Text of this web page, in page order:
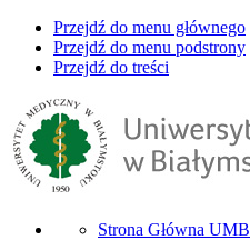
Przejdź do menu głównego
Przejdź do menu podstrony
Przejdź do treści
Strona Główna UMB